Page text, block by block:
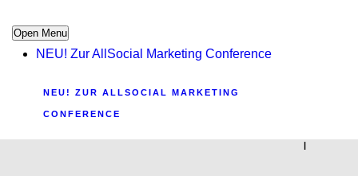
Open Menu
NEU! Zur AllSocial Marketing Conference
NEU! ZUR ALLSOCIAL MARKETING
CONFERENCE
|